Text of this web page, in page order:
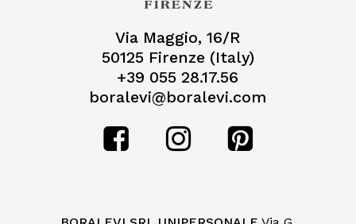
Via Maggio, 16/R
50125 Firenze (Italy)
+39 055 28.17.56
boralevi@boralevi.com